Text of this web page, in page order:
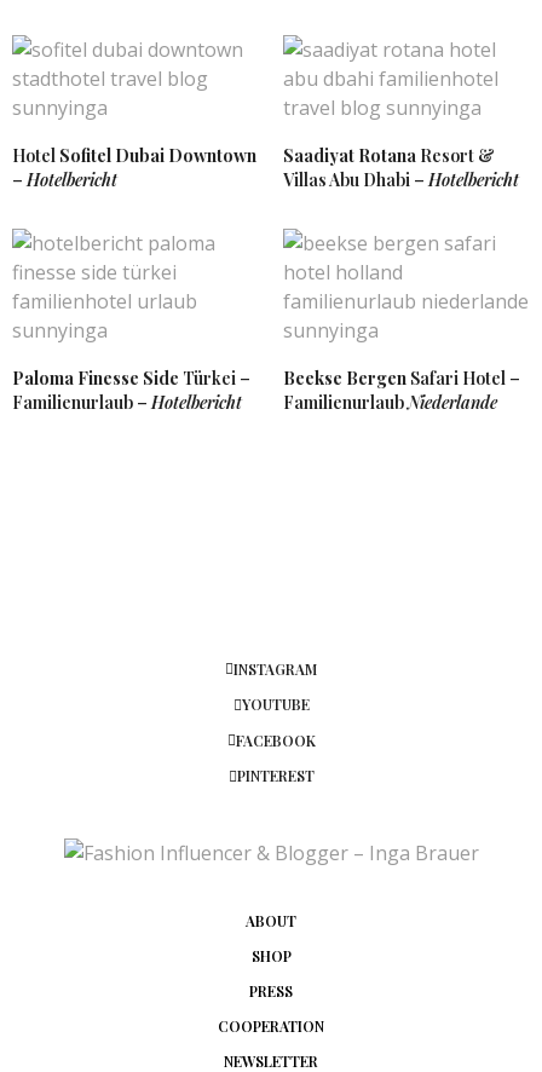
Hotel Sofitel Dubai Downtown
–Hotelbericht
Saadiyat Rotana Resort &
Villas Abu Dhabi –Hotelbericht
Paloma Finesse Side Türkei –
Familienurlaub –Hotelbericht
Beekse Bergen Safari Hotel –
FamilienurlaubNiederlande
INSTAGRAM
YOUTUBE
FACEBOOK
PINTEREST
ABOUT
SHOP
PRESS
COOPERATION
NEWSLETTER